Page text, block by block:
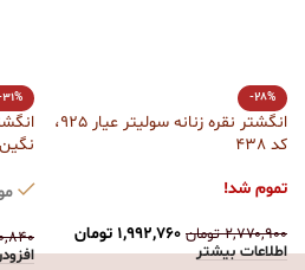
-28%
انگشتر نقره زنانه سولیتر عیار 925،
کد 438
تموم شد!
۲,۷۷۰,۹۰۰ تومان ۱,۹۹۲,۷۶۰ تومان
اطلاعات بیشتر
نگین